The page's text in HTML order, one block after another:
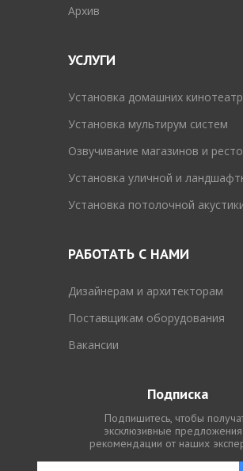
Архив
УСЛУГИ
Установка домашних
Установка мультирум систем
Озвучивание магазинов и
Установка уличной и
Установка потолочной
РАБОТАТЬ С НАМИ
Дизайнерам и архитекторам
Поставщикам оборудования
Вакансии
Подписка
Подпишитесь, чтобы
эксклюзивные
рекомендации от наших